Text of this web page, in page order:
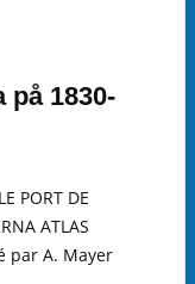
1830-
PORT DE
ATLAS
par A. Mayer